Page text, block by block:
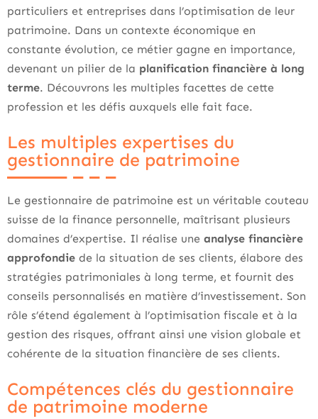
particuliers et entreprises dans l’optimisation de leur
patrimoine. Dans un contexte économique en
constante évolution, ce métier gagne en importance,
devenant un pilier de la planification financière à long
terme. Découvrons les multiples facettes de cette
profession et les défis auxquels elle fait face.
Les multiples expertises du
gestionnaire de patrimoine
Le gestionnaire de patrimoine est un véritable couteau
suisse de la finance personnelle, maîtrisant plusieurs
domaines d’expertise. Il réalise une analyse financière
approfondie de la situation de ses clients, élabore des
stratégies patrimoniales à long terme, et fournit des
conseils personnalisés en matière d’investissement. Son
rôle s’étend également à l’optimisation fiscale et à la
gestion des risques, offrant ainsi une vision globale et
cohérente de la situation financière de ses clients.
Compétences clés du gestionnaire
de patrimoine moderne